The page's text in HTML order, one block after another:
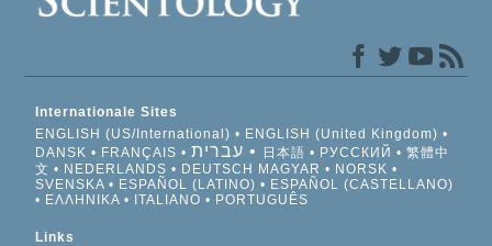
Internationale Sites
ENGLISH (US/International)
ENGLISH (United Kingdom)
DANSK
FRANÇAIS עברית 日本語 РУССКИЙ
繁體中
文
NEDERLANDS DEUTSCH MAGYAR
NORSK
SVENSKA
ESPAÑOL (LATINO)
ESPAÑOL (CASTELLANO)
ΕΛΛΗΝΙΚA
ITALIANO PORTUGUÊS
Links